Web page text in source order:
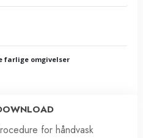
farlige omgivelser
for håndvask